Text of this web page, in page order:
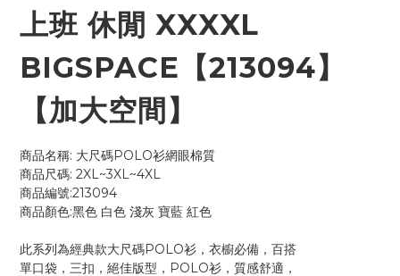
上班 休閒 XXXXL
BIGSPACE【213094】
【加大空間】
商品名稱: 大尺碼POLO衫網眼棉質
商品尺碼: 2XL~3XL~4XL
商品編號:213094
商品顏色:黑色 白色 淺灰 寶藍 紅色
此系列為經典款大尺碼POLO衫，衣櫥必備，百搭
單口袋，三扣，絕佳版型，POLO衫，質感舒適，